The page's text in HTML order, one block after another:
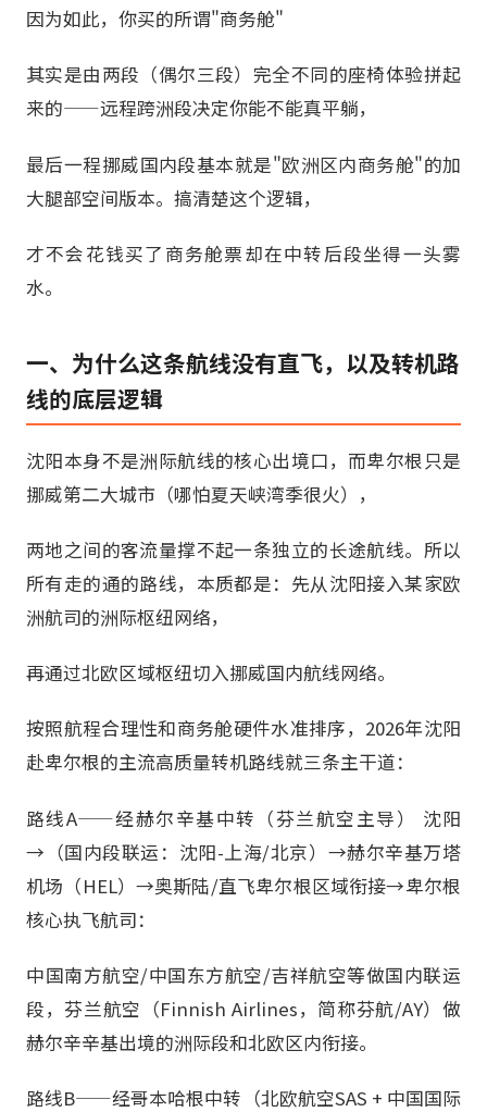
因为如此，你买的所谓"商务舱"
其实是由两段（偶尔三段）完全不同的座椅体验拼起
来的——远程跨洲段决定你能不能真平躺，
最后一程挪威国内段基本就是"欧洲区内商务舱"的加
大腿部空间版本。搞清楚这个逻辑，
才不会花钱买了商务舱票却在中转后段坐得一头雾
水。
一、为什么这条航线没有直飞，以及转机路
线的底层逻辑
沈阳本身不是洲际航线的核心出境口，而卑尔根只是
挪威第二大城市（哪怕夏天峡湾季很火），
两地之间的客流量撑不起一条独立的长途航线。所以
所有走的通的路线，本质都是：先从沈阳接入某家欧
洲航司的洲际枢纽网络，
再通过北欧区域枢纽切入挪威国内航线网络。
按照航程合理性和商务舱硬件水准排序，2026年沈阳
赴卑尔根的主流高质量转机路线就三条主干道：
路线A——经赫尔辛基中转（芬兰航空主导） 沈阳
→（国内段联运：沈阳-上海/北京）→赫尔辛基万塔
机场（HEL）→奥斯陆/直飞卑尔根区域衔接→卑尔根
核心执飞航司：
中国南方航空/中国东方航空/吉祥航空等做国内联运
段，芬兰航空（Finnish Airlines，简称芬航/AY）做
赫尔辛辛基出境的洲际段和北欧区内衔接。
路线B——经哥本哈根中转（北欧航空SAS + 中国国际